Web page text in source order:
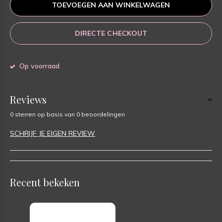
TOEVOEGEN AAN WINKELWAGEN
DIRECTE CHECKOUT
Op voorraad
Reviews
0 sterren op basis van 0 beoordelingen
SCHRIJF JE EIGEN REVIEW
Recent bekeken